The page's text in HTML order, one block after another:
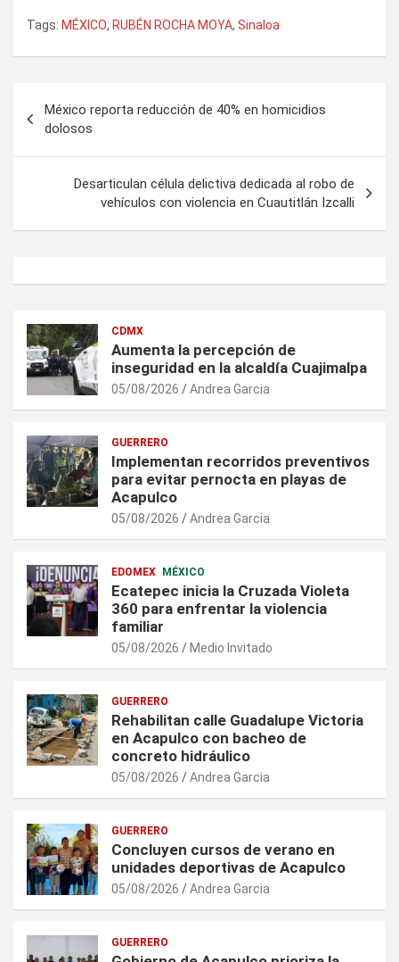
Tags: MÉXICO, RUBÉN ROCHA MOYA, Sinaloa
de
entradas
México reporta reducción de 40% en homicidios
dolosos
Desarticulan célula delictiva dedicada al robo de
vehículos con violencia en Cuautitlán Izcalli
CDMX
Aumenta la percepción de
inseguridad en la alcaldía Cuajimalpa
05/08/2026 Andrea Garcia
GUERRERO
Implementan recorridos preventivos
para evitar pernocta en playas de
Acapulco
05/08/2026 Andrea Garcia
EDOMEX MÉXICO
Ecatepec inicia la Cruzada Violeta
360 para enfrentar la violencia
familiar
05/08/2026 Medio Invitado
GUERRERO
Rehabilitan calle Guadalupe Victoria
en Acapulco con bacheo de
concreto hidráulico
05/08/2026 Andrea Garcia
GUERRERO
Concluyen cursos de verano en
unidades deportivas de Acapulco
05/08/2026 Andrea Garcia
GUERRERO